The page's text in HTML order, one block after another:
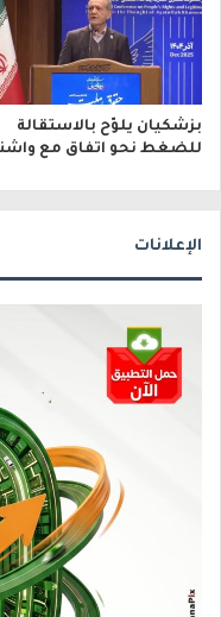
بزشكيان يلوّح بالاستقالة
للضغط نحو اتفاق مع
الإعلانات